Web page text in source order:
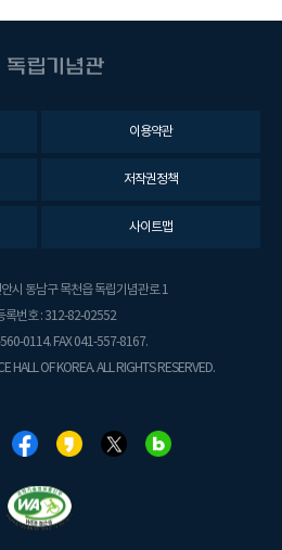
이용약관
저작권정책
사이트맵
시 동남구 목천읍 독립기념관로 1
록번호 : 312-82-02552
0114. FAX 041-557-8167.
HALL OF KOREA. ALL RIGHTS RESERVED.